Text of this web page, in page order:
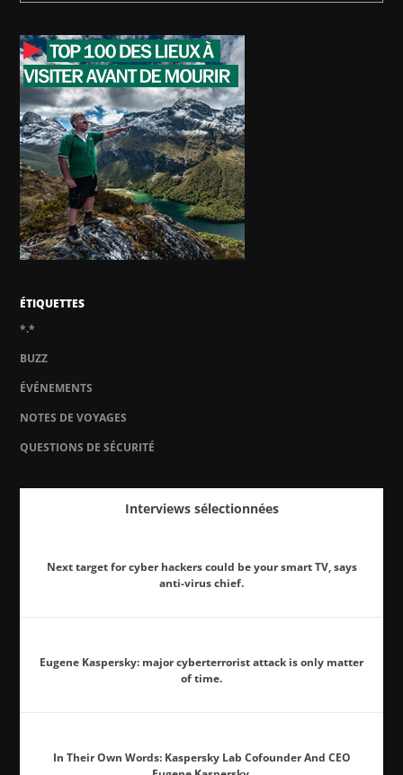
ÉTIQUETTES
*.*
BUZZ
ÉVÉNEMENTS
NOTES DE VOYAGES
QUESTIONS DE SÉCURITÉ
Interviews sélectionnées
Next target for cyber hackers could be your smart TV, says
anti-virus chief.
Eugene Kaspersky: major cyberterrorist attack is only matter
of time.
In Their Own Words: Kaspersky Lab Cofounder And CEO